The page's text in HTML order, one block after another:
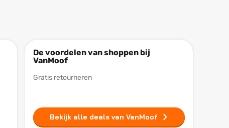
De voordelen van shoppen bij
VanMoof
Gratis retourneren
Bekijk alle deals van VanMoof